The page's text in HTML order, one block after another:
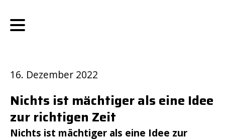
16. Dezember 2022
Nichts ist mächtiger als eine Idee
zur richtigen Zeit
Nichts ist mächtiger als eine Idee zur